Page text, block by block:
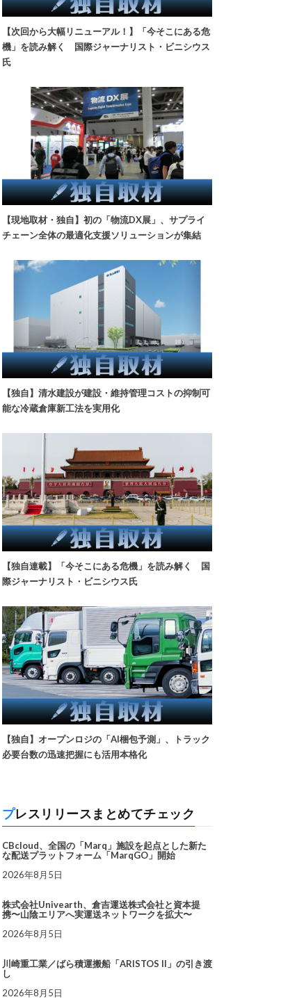
【次回から大幅リニューアル！】「今そこにある危
機」を読み解く 国際ジャーナリスト・ビニシウス
氏
【現地取材・独自】初の「物流DX展」、サプライ
チェーン全体の最適化支援ソリューションが集結
【独自】清水建設が建設・維持管理コストの抑制可
能な冷蔵倉庫新工法を実用化
【独自連載】「今そこにある危機」を読み解く 国
際ジャーナリスト・ビニシウス氏
【独自】オープンロジの「AI梱包予測」、トラック
必要台数の迅速把握にも活用本格化
プレスリリースまとめてチェック
CBcloud、全国の「Marq」施設を起点とした新た
な配送プラットフォーム「MarqGO」開始
2026年8月5日
株式会社Univearth、倉吉運送株式会社と資本提
携〜山陰エリアへ実運送ネットワークを拡大〜
2026年8月5日
川崎重工業／ばら積運搬船「ARISTOS II」の引き渡
し
2026年8月5日